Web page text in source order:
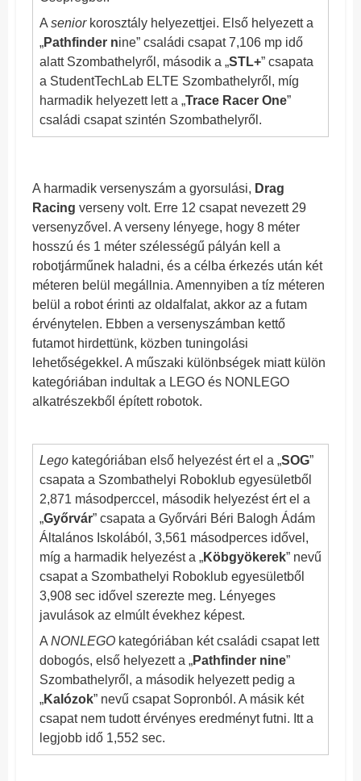
A senior korosztály helyezettjei. Első helyezett a
„Pathfinder nine” családi csapat 7,106 mp idő
alatt Szombathelyről, második a „STL+” csapata
a StudentTechLab ELTE Szombathelyről, míg
harmadik helyezett lett a „Trace Racer One”
családi csapat szintén Szombathelyről.
A harmadik versenyszám a gyorsulási, Drag
Racing verseny volt. Erre 12 csapat nevezett 29
versenyzővel. A verseny lényege, hogy 8 méter
hosszú és 1 méter szélességű pályán kell a
robotjárműnek haladni, és a célba érkezés után két
méteren belül megállnia. Amennyiben a tíz méteren
belül a robot érinti az oldalfalat, akkor az a futam
érvénytelen. Ebben a versenyszámban kettő
futamot hirdettünk, közben tuningolási
lehetőségekkel. A műszaki különbségek miatt külön
kategóriában indultak a LEGO és NONLEGO
alkatrészekből épített robotok.
Lego kategóriában első helyezést ért el a „SOG”
csapata a Szombathelyi Roboklub egyesületből
2,871 másodperccel, második helyezést ért el a
„Győrvár” csapata a Győrvári Béri Balogh Ádám
Általános Iskolából, 3,561 másodperces idővel,
míg a harmadik helyezést a „Köbgyökerek” nevű
csapat a Szombathelyi Roboklub egyesületből
3,908 sec idővel szerezte meg. Lényeges
javulások az elmúlt évekhez képest.
A NONLEGO kategóriában két családi csapat lett
dobogós, első helyezett a „Pathfinder nine”
Szombathelyről, a második helyezett pedig a
„Kalózok” nevű csapat Sopronból. A másik két
csapat nem tudott érvényes eredményt futni. Itt a
legjobb idő 1,552 sec.